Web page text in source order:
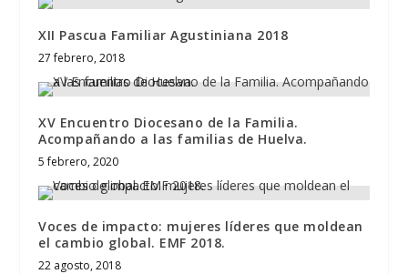
XII Pascua Familiar Agustiniana 2018
27 febrero, 2018
XV Encuentro Diocesano de la Familia.
Acompañando a las familias de Huelva.
5 febrero, 2020
Voces de impacto: mujeres líderes que moldean
el cambio global. EMF 2018.
22 agosto, 2018